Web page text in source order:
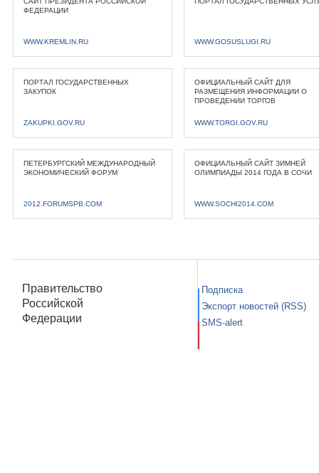
ФЕДЕРАЦИИ
WWW.KREMLIN.RU WWW.GOSUSLUGI.RU
ПОРТАЛ ГОСУДАРСТВЕННЫХ
ЗАКУПОК
ZAKUPKI.GOV.RU
ОФИЦИАЛЬНЫЙ САЙТ ДЛЯ
РАЗМЕЩЕНИЯ ИНФОРМАЦИИ О
ПРОВЕДЕНИИ ТОРГОВ
WWW.TORGI.GOV.RU
ПЕТЕРБУРГСКИЙ МЕЖДУНАРОДНЫЙ
ЭКОНОМИЧЕСКИЙ ФОРУМ
2012.FORUMSPB.COM
ОФИЦИАЛЬНЫЙ САЙТ ЗИМНЕЙ
ОЛИМПИАДЫ 2014 ГОДА В СОЧИ
WWW.SOCHI2014.COM
Правительство
Российской
Федерации
Подписка
Экспорт новостей (RSS)
SMS-alert